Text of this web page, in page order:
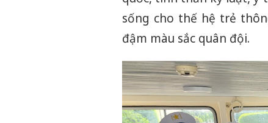
sống cho thế hệ trẻ
đậm màu sắc quân đội.